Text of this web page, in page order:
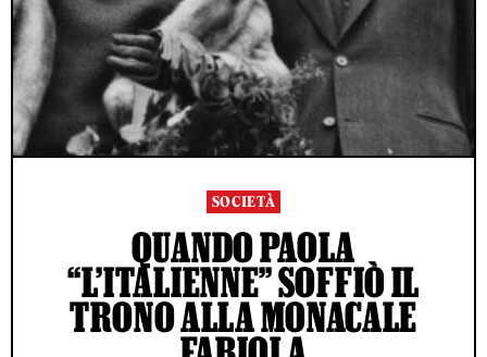
SOCIETÀ
QUANDO PAOLA
“L’ITALIENNE” SOFFIÒ IL
TRONO ALLA MONACALE